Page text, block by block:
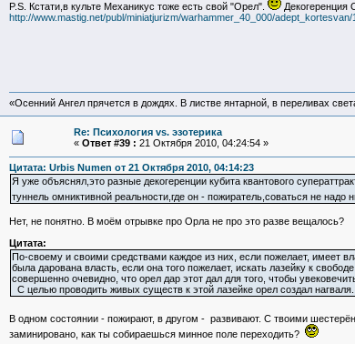
P.S. Кстати,в культе Механикус тоже есть свой "Орел".
Декогеренция
http://www.mastig.net/publ/miniatjurizm/warhammer_40_000/adept_kortesvan/
«Осенний Ангел прячется в дождях. В листве янтарной, в переливах
Re: Психология vs. эзотерика
« Ответ #39 : 21 Октября 2010, 04:24:54 »
Цитата: Urbis Numen от 21 Октября 2010, 04:14:23
Я уже объяснял,это разные декогеренции кубита квантового
туннель омниктивной реальности,где он - пожиратель,соваться не надо
Нет, не понятно. В моём отрывке про Орла не про это разве вещалось?
Цитата:
По-своему и своими средствами каждое из них, если пожелает, имеет
была дарована власть, если она того пожелает, искать лазейку к
совершенно очевидно, что орел дар этот дал для того, чтобы
С целью проводить живых существ к этой лазейке орел создал нагваля.
В одном состоянии - пожирают, в другом - развивают. С твоими
заминировано, как ты собираешься минное поле переходить?